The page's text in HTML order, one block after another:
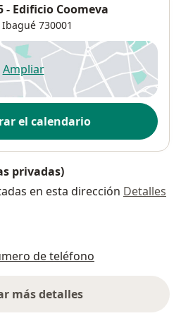
Edificio Coomeva
Ibagué 730001
Ampliarse abre en una nueva
el calendario
privadas)
en esta dirección Detalles
de teléfono
más detalles
sobre la dirección